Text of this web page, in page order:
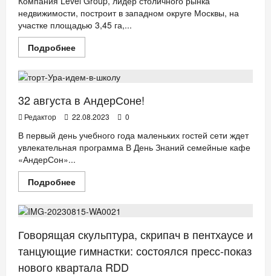
недвижимости, построит в западном округе Москвы, на
участке площадью 3,45 га,...
ПодробнееПрочитать
больше
Group
в
Москве
школу
Летово.Джуниор
АФИША ДЕТИ
РЕСТОРАНЫ
32 августа в АндерСоне!
Редактор 22.08.2023 0
В первый день учебного года маленьких гостей сети ждет
увлекательная программа В День Знаний семейные кафе
«АндерСон»...
ПодробнееПрочитать
больше
32
августа
АндерСоне!
БИЗНЕС ДЕТИ
Говорящая скульптура, скрипач в пентхаусе и
танцующие гимнастки: состоялся пресс-показ
нового квартала RDD